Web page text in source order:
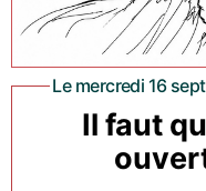
Le mercredi 16
Il faut